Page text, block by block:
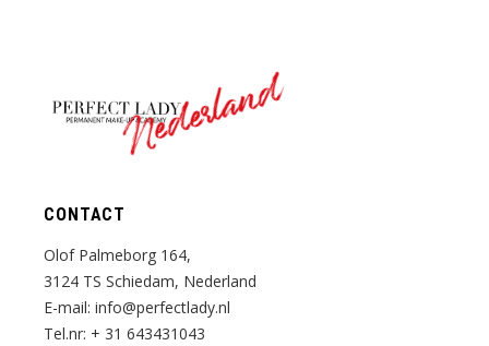
Nederland
CONTACT
Olof Palmeborg 164,
3124 TS Schiedam, Nederland
E-mail:info@perfectlady.nl
Tel.nr: + 31 643431043